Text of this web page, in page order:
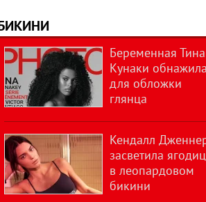
Беременная Тина
Кунаки
для обложки
глянца
Кендалл
засветила
в леопардовом
бикини